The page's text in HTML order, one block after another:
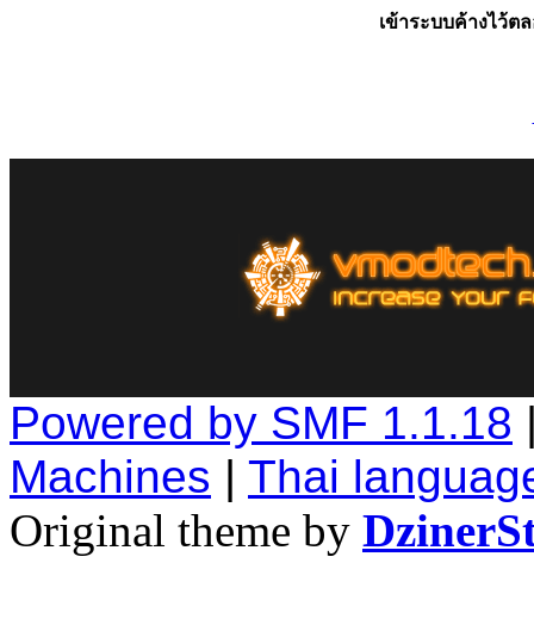
เข้าระบบค้างไว้ต
Powered by SMF 1.1.18
Machines | Thai
Original theme by